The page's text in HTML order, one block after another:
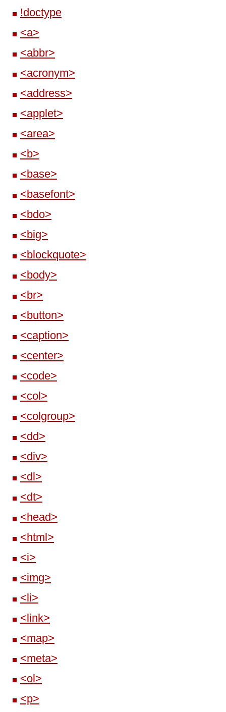
!doctype
<a>
<abbr>
<acronym>
<address>
<applet>
<area>
<b>
<base>
<basefont>
<bdo>
<big>
<blockquote>
<body>
<br>
<button>
<caption>
<center>
<code>
<col>
<colgroup>
<dd>
<div>
<dl>
<dt>
<head>
<html>
<i>
<img>
<li>
<link>
<map>
<meta>
<ol>
<p>